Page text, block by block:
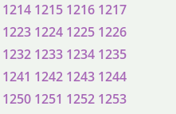
1214 1215 1216 1217
1223 1224 1225 1226
1232 1233 1234 1235
1241 1242 1243 1244
1250 1251 1252 1253